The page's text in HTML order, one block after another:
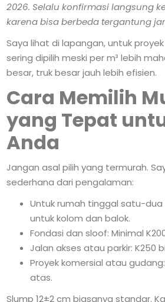
2026. Selalu konfirmasi langsung
karena bisa berbeda tergantung
Saya lihat di lapangan, untuk
sering dipilih meski per m³ lebih
besar, truk besar jauh lebih efisien.
Cara Memilih
yang Tepat
Anda
Jangan asal pilih yang termurah.
sederhana dari pengalaman:
Untuk rumah tinggal satu-dua
untuk kolom dan balok.
Fondasi dan sloof: Minimal
Jalan akses atau parkir: K250
Proyek komersial atau gudang:
atas.
Slump 12±2 cm biasanya standar.